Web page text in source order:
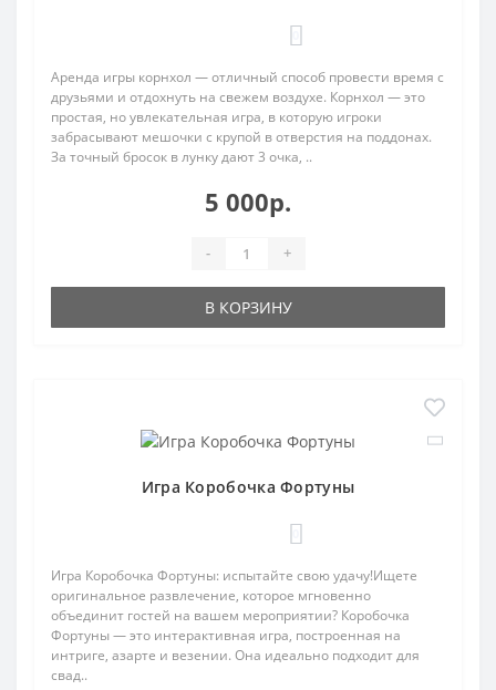
Аренда игры корнхол — отличный способ провести время с
друзьями и отдохнуть на свежем воздухе. Корнхол — это
простая, но увлекательная игра, в которую игроки
забрасывают мешочки с крупой в отверстия на поддонах.
За точный бросок в лунку дают 3 очка, ..
5 000р.
- +
В КОРЗИНУ
Игра Коробочка Фортуны
Игра Коробочка Фортуны: испытайте свою удачу!Ищете
оригинальное развлечение, которое мгновенно
объединит гостей на вашем мероприятии? Коробочка
Фортуны — это интерактивная игра, построенная на
интриге, азарте и везении. Она идеально подходит для
свад..